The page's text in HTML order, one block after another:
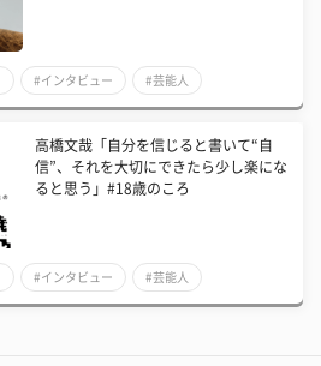
#インタビュー #芸能人
高橋文哉「自分を信じると書いて“自
信”、それを大切にできたら少し楽にな
ると思う」#18歳のころ
#インタビュー #芸能人